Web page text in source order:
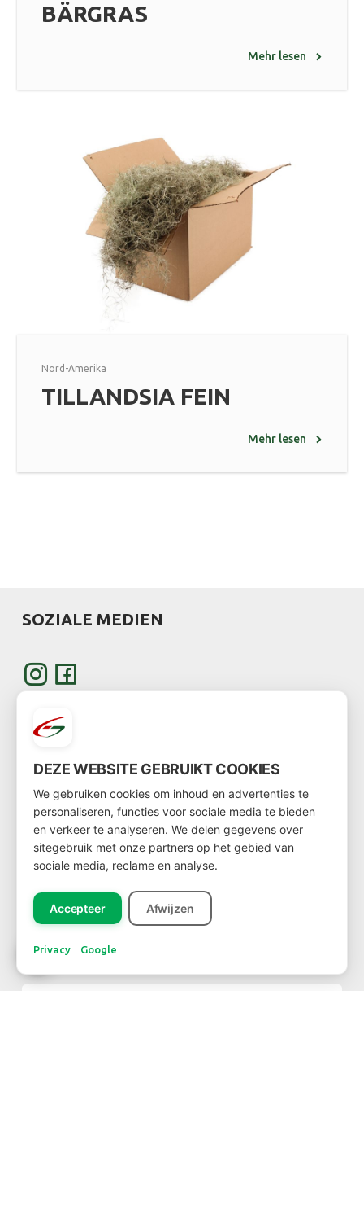
BÄRGRAS
Mehr lesen
Nord-Amerika
TILLANDSIA FEIN
Mehr lesen
SOZIALE MEDIEN
Möchten Sie Kunde werden?
Dann gehen Sie über diesen Link zum Kundenformular
NEWSLETTER
DEZE WEBSITE GEBRUIKT COOKIES
We gebruiken cookies om inhoud en advertenties te
personaliseren, functies voor sociale media te bieden
en verkeer te analyseren. We delen gegevens over
sitegebruik met onze partners op het gebied van
sociale media, reclame en analyse.
Accepteer Afwijzen
Privacy Google